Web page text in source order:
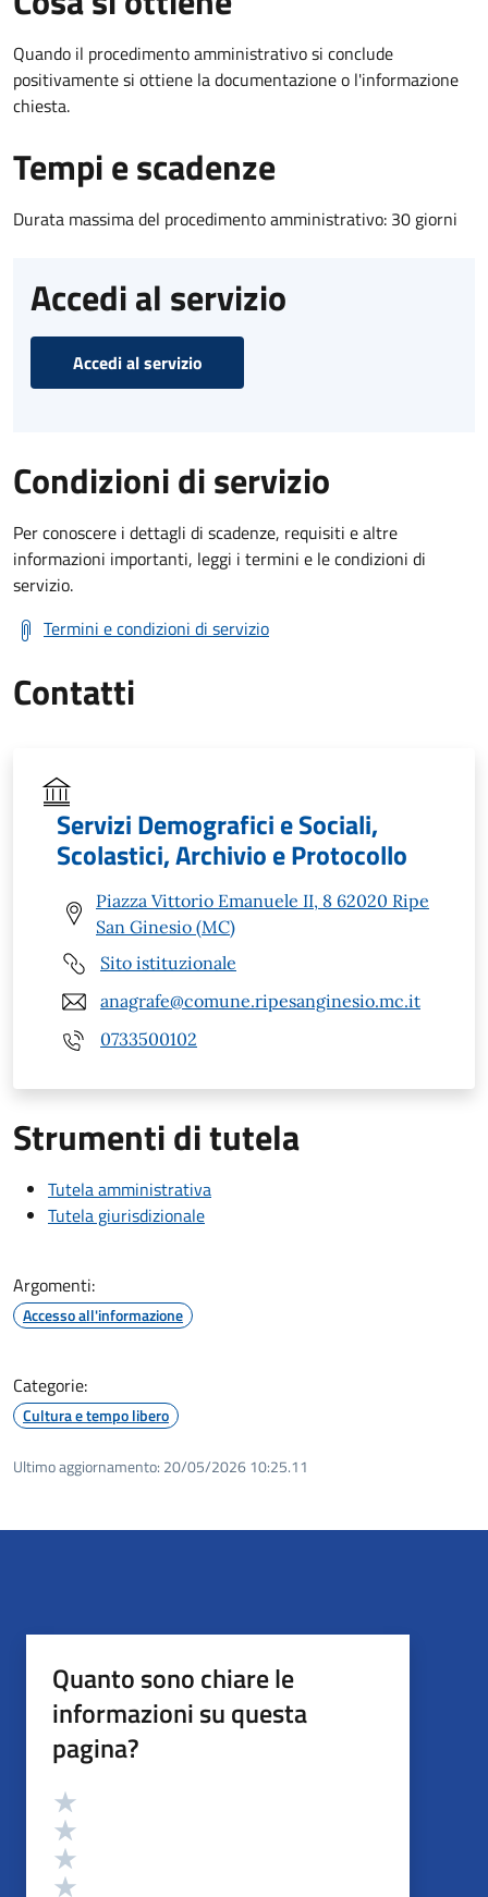
Quando il procedimento amministrativo si conclude
positivamente si ottiene la documentazione o l'informazione
chiesta.
Tempi e scadenze
Durata massima del procedimento amministrativo: 30 giorni
Accedi al servizio
Accedi al servizio
Condizioni di servizio
Per conoscere i dettagli di scadenze, requisiti e altre
informazioni importanti, leggi i termini e le condizioni di
servizio.
Termini e condizioni di servizio
Contatti
Servizi Demografici e Sociali,
Scolastici, Archivio e Protocollo
Piazza Vittorio Emanuele II, 8 62020 Ripe
San Ginesio (MC)
Sito istituzionale
anagrafe@comune.ripesanginesio.mc.it
0733500102
Strumenti di tutela
Tutela amministrativa
Tutela giurisdizionale
Argomenti:
Accesso all'informazione
Categorie:
Cultura e tempo libero
Ultimo aggiornamento: 20/05/2026 10:25.11
Quanto sono chiare le
informazioni su questa
pagina?
Valutazione